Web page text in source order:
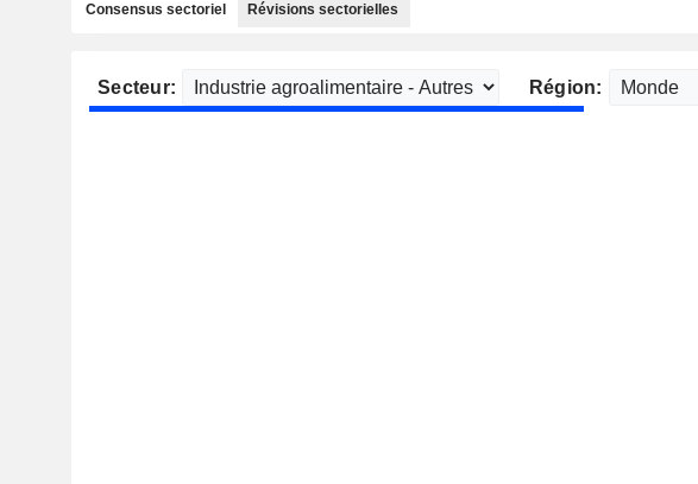
Consensus sectoriel Révisions sectorielles
Secteur: Région: